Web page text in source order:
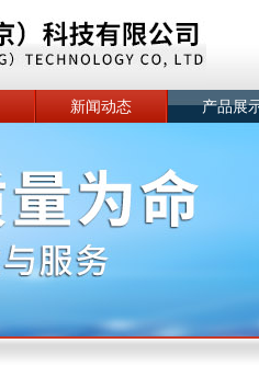
新闻动态 产品展